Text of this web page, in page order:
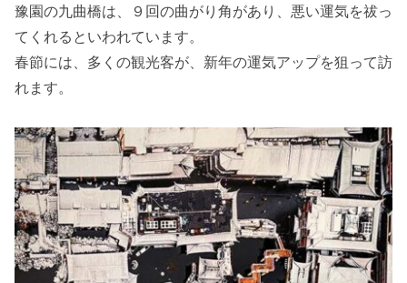
豫園の九曲橋は、９回の曲がり角があり、悪い運気を祓っ
てくれるといわれています。
春節には、多くの観光客が、新年の運気アップを狙って訪
れます。